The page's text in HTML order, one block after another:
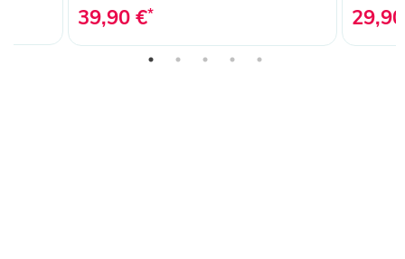
39,90 €*